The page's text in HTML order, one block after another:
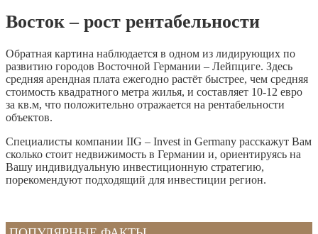
Восток – рост рентабельности
Обратная картина наблюдается в одном из лидирующих по
развитию городов Восточной Германии – Лейпциге. Здесь
средняя арендная плата ежегодно растёт быстрее, чем средняя
стоимость квадратного метра жилья, и составляет 10-12 евро
за кв.м, что положительно отражается на рентабельности
объектов.
Специалисты компании IIG – Invest in Germany расскажут Вам
сколько стоит недвижимость в Германии и, ориентируясь на
Вашу индивидуальную инвестиционную стратегию,
порекомендуют подходящий для инвестиции регион.